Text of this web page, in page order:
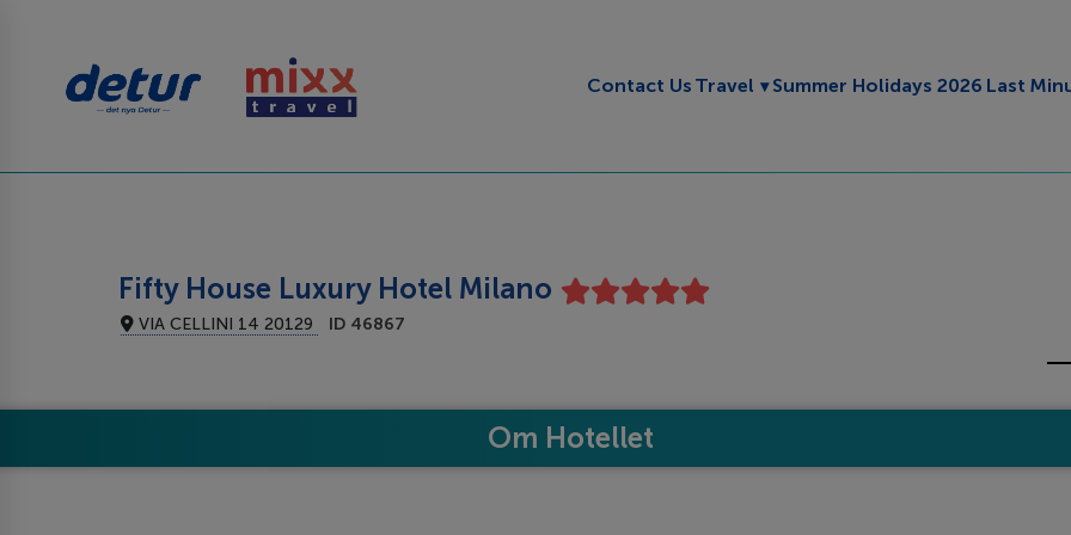
Contact Us Travel Toggle submenu
Summer Holidays 2026 Last
Fifty House Luxury Hotel Milano
VIA CELLINI 14 20129 ID 46867
Om Hotellet